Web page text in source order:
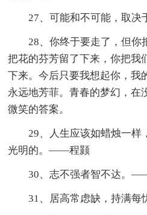
27、可能和不可能，取
28、你终于要走了，但你
把花的芬芳留了下来，你把我
下来。今后只要我想起你，我
永远地芳菲。青春的梦幻，在
微笑的答案。
29、人生应该如蜡烛一样
光明的。——程颢
30、志不强者智不达。
31、居高常虑缺，持满每